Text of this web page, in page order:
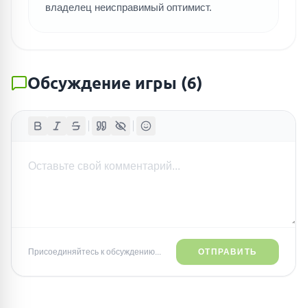
владелец неисправимый оптимист.
Обсуждение игры (6)
Присоединяйтесь к обсуждению... ОТПРАВИТЬ